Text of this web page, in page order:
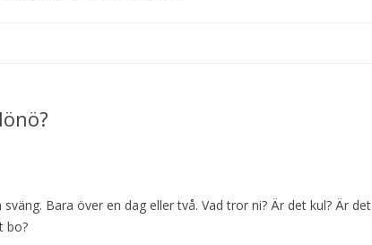
Bara över en dag eller två. Vad tror ni? Är det kul? Är det
bo?